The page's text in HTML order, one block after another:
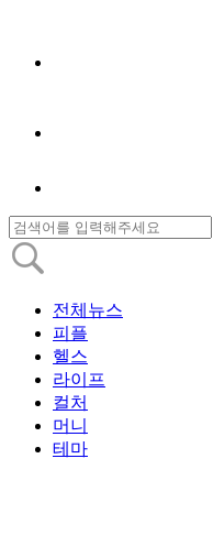
전체뉴스
피플
헬스
라이프
컬처
머니
테마